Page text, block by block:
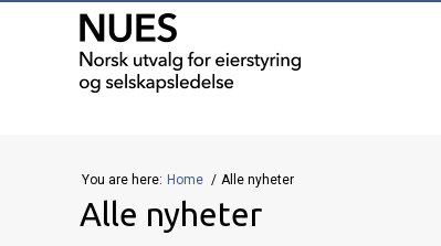
You are here: Home Alle nyheter
Alle nyheter